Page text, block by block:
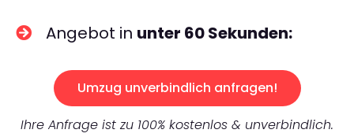
Angebot in unter 60 Sekunden:
Umzug unverbindlich anfragen!
Ihre Anfrage ist zu 100% kostenlos & unverbindlich.